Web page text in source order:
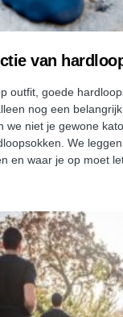
van
outfit, goede
nog een
we niet je gewone
We
en waar je op moet